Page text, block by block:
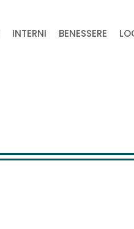
INTERNI BENESSERE